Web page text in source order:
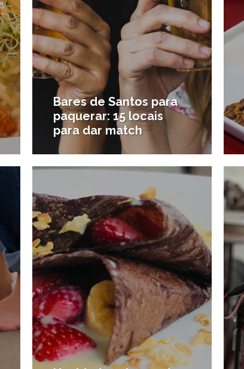
Bares de Santos para
paquerar: 15 locais
para dar match
23/11/2017